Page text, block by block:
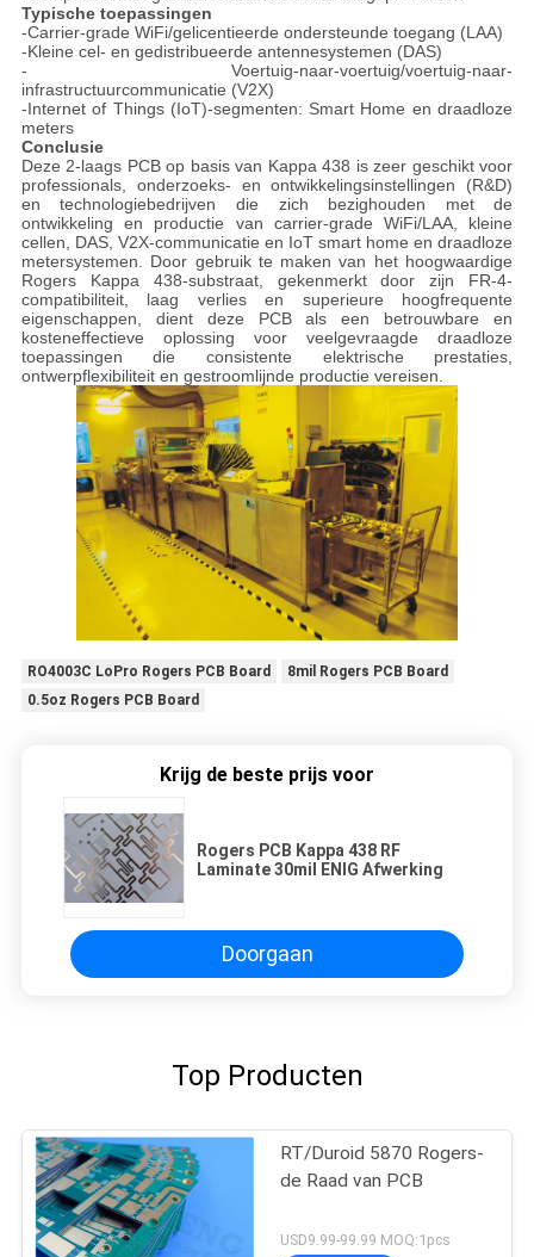
Typische toepassingen
-Carrier-grade WiFi/gelicentieerde ondersteunde toegang (LAA)
-Kleine cel- en gedistribueerde antennesystemen (DAS)
- Voertuig-naar-voertuig/voertuig-naar-
infrastructuurcommunicatie (V2X)
-Internet of Things (IoT)-segmenten: Smart Home en draadloze
meters
Conclusie
Deze 2-laags PCB op basis van Kappa 438 is zeer geschikt voor
professionals, onderzoeks- en ontwikkelingsinstellingen (R&D)
en technologiebedrijven die zich bezighouden met de
ontwikkeling en productie van carrier-grade WiFi/LAA, kleine
cellen, DAS, V2X-communicatie en IoT smart home en draadloze
metersystemen. Door gebruik te maken van het hoogwaardige
Rogers Kappa 438-substraat, gekenmerkt door zijn FR-4-
compatibiliteit, laag verlies en superieure hoogfrequente
eigenschappen, dient deze PCB als een betrouwbare en
kosteneffectieve oplossing voor veelgevraagde draadloze
toepassingen die consistente elektrische prestaties,
ontwerpflexibiliteit en gestroomlijnde productie vereisen.
RO4003C LoPro Rogers PCB Board
8mil Rogers PCB Board
0.5oz Rogers PCB Board
Krijg de beste prijs voor
Rogers PCB Kappa 438 RF
Laminate 30mil ENIG Afwerking
Doorgaan
Top Producten
RT/Duroid 5870 Rogers-
de Raad van PCB
USD9.99-99.99 MOQ:1pcs